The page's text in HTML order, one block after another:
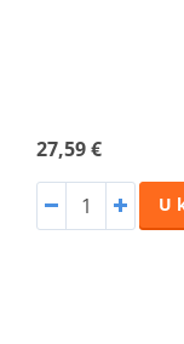
27,59 €
U